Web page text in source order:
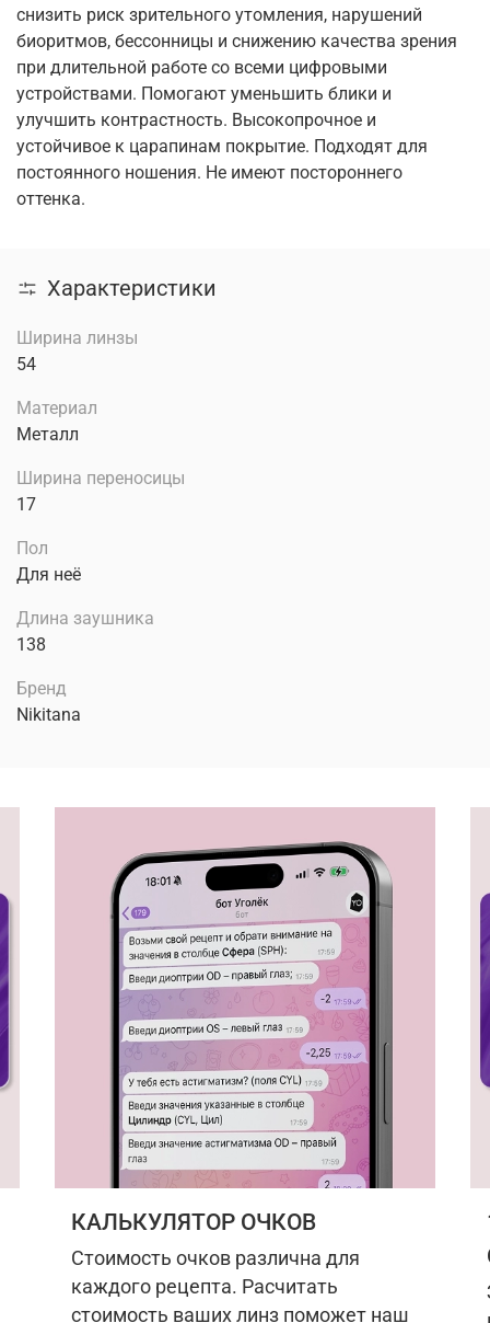
снизить риск зрительного утомления, нарушений
биоритмов, бессонницы и снижению качества зрения
при длительной работе со всеми цифровыми
устройствами. Помогают уменьшить блики и
улучшить контрастность. Высокопрочное и
устойчивое к царапинам покрытие. Подходят для
постоянного ношения. Не имеют постороннего
оттенка.
Характеристики
Ширина линзы
54
Материал
Металл
Ширина переносицы
17
Пол
Для неё
Длина заушника
138
Бренд
Nikitana
КАЛЬКУЛЯТОР ОЧКОВ
Стоимость очков различна для
каждого рецепта. Расчитать
стоимость ваших линз поможет наш